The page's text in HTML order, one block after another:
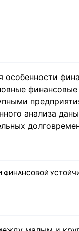
особенности
анализа
ФИНАНСОВОЙ